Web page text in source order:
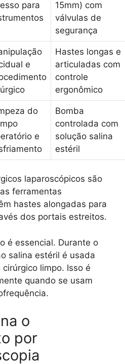
para
15mm) com
válvulas de
segurança
e
Hastes longas e
articuladas com
controle
ergonômico
do
e
Bomba
controlada com
solução salina
estéril
laparoscópicos são
ferramentas
hastes alongadas para
dos portais estreitos.
é essencial. Durante o
salina estéril é usada
limpo. Isso é
quando se usam
o
por